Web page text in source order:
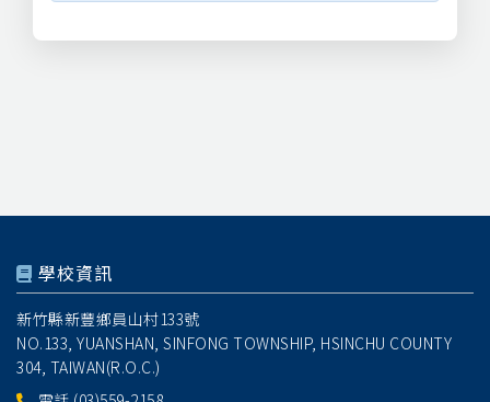
學校資訊
新竹縣新豐鄉員山村133號
NO.133, YUANSHAN, SINFONG TOWNSHIP, HSINCHU COUNTY
304, TAIWAN(R.O.C.)